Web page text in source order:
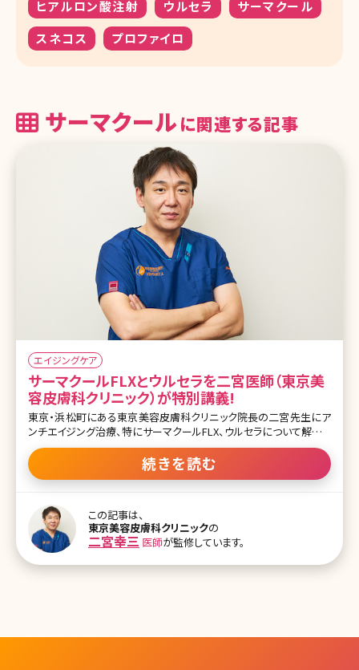
ヒアルロン酸注射
ウルセラ
サーマクール
スネコス
プロファイロ
サーマクールに関連する記事
エイジングケア
サーマクールFLXとウルセラを二宮医師（東京美
容皮膚科クリニック）が特別講義!
東京・浜松町にある東京美容皮膚科クリニック院長の二宮先生にア
ンチエイジング治療、特にサーマクールFLX、ウルセラについて解説し
てもらいました。 アンチエイジング機器の代名詞といっても過言では
ないこの2機器。実際に毎日クリニックで治療にあたり、多数の症例
を見てきたからこその解説は貴重です。アンチエイジング治療の変
聞けない情報満載です。治療を検討している方は是非ご覧ください。
目次 ・若返りの種類について ・切る施術 ・切らない施術 ・サーマク
ールFLXについて ・サーマクールを受ける際の注意点 ・ウルセラにつ
いて ・ウルセラを受ける際の注意点 ・多様化するレーザーについて
違いを知りたい ・女性はいつからアンチエイジングをするべきか ・年
続きを読む
この記事は、
東京美容皮膚科クリニックの
二宮幸三 医師が監修しています。